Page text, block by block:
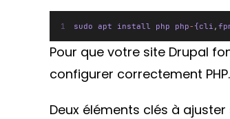
sudo apt install php php-{cli ,
Pour que votre site Drupal
configurer correctement PHP.
Deux éléments clés à